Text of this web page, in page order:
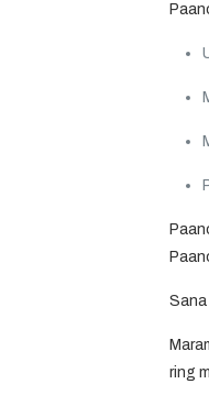
Sana
ring